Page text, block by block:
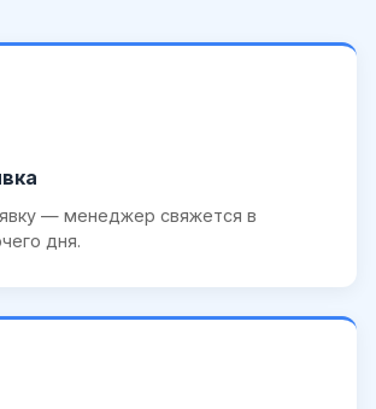
— менеджер свяжется в
дня.